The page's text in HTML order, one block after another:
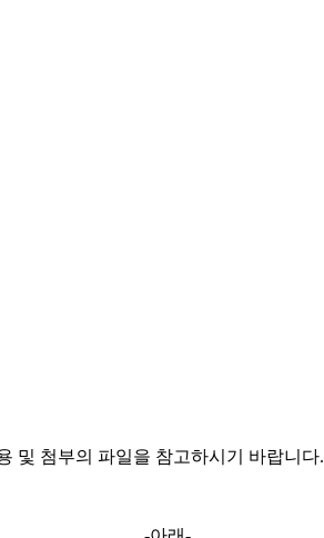
및 첨부의 파일을 참고하시기 바랍니다.